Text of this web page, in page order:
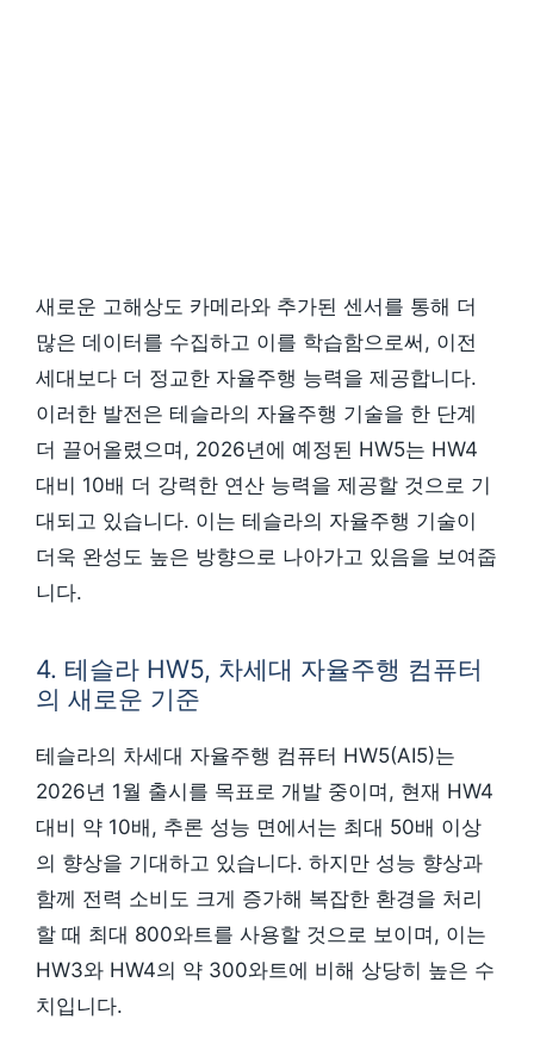
새로운 고해상도 카메라와 추가된 센서를 통해 더
많은 데이터를 수집하고 이를 학습함으로써, 이전
세대보다 더 정교한 자율주행 능력을 제공합니다.
이러한 발전은 테슬라의 자율주행 기술을 한 단계
더 끌어올렸으며, 2026년에 예정된 HW5는 HW4
대비 10배 더 강력한 연산 능력을 제공할 것으로 기
대되고 있습니다. 이는 테슬라의 자율주행 기술이
더욱 완성도 높은 방향으로 나아가고 있음을 보여줍
니다.
4. 테슬라 HW5, 차세대 자율주행 컴퓨터
의 새로운 기준
테슬라의 차세대 자율주행 컴퓨터 HW5(AI5)는
2026년 1월 출시를 목표로 개발 중이며, 현재 HW4
대비 약 10배, 추론 성능 면에서는 최대 50배 이상
의 향상을 기대하고 있습니다. 하지만 성능 향상과
함께 전력 소비도 크게 증가해 복잡한 환경을 처리
할 때 최대 800와트를 사용할 것으로 보이며, 이는
HW3와 HW4의 약 300와트에 비해 상당히 높은 수
치입니다.